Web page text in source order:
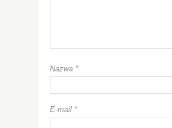
Nazwa *
E-mail *